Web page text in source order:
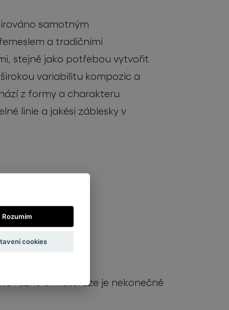
samotným
a tradičními
stejně jako potřebou vytvořit
variabilitu kompozic a
ázíz formy a charakteru
é linie a jakési záblesky v
různě ohnuté. Lze je nekonečně
Rozumím
cookies